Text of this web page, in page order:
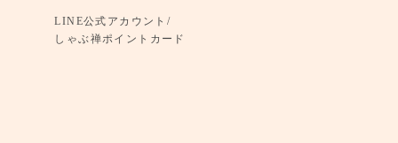
LINE公式アカウント/
しゃぶ禅ポイントカード